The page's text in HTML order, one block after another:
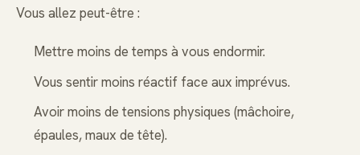
Vous allez peut-être :
Mettre moins de temps à vous endormir.
Vous sentir moins réactif face aux imprévus.
Avoir moins de tensions physiques (mâchoire,
épaules, maux de tête).